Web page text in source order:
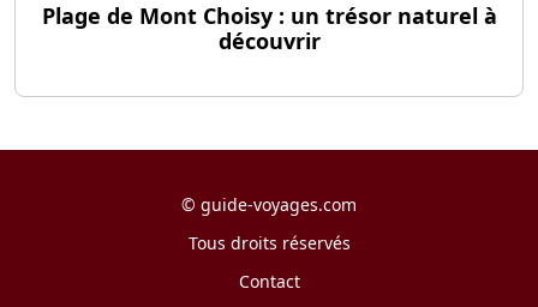
Plage de Mont Choisy : un trésor naturel à
découvrir
© guide-voyages.com
Tous droits réservés
Contact